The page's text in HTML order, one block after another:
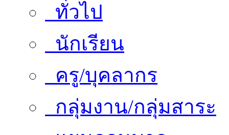
ทั่วไป
นักเรียน
ครู/บุคลากร
กลุ่มงาน/กลุ่มสาระ